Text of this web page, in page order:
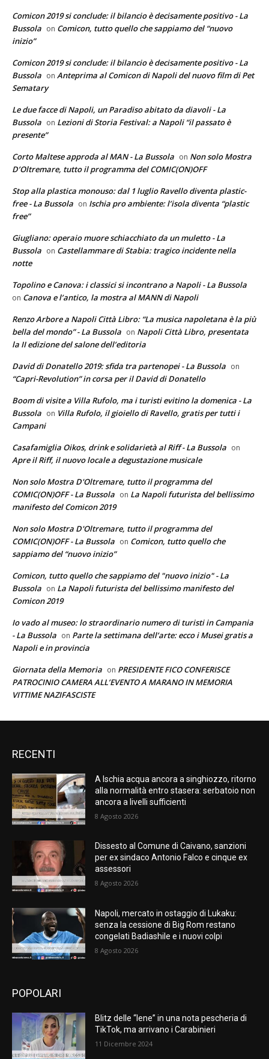
Comicon 2019 si conclude: il bilancio è decisamente positivo - La
Bussola on Comicon, tutto quello che sappiamo del “nuovo
inizio”
Comicon 2019 si conclude: il bilancio è decisamente positivo - La
Bussola on Anteprima al Comicon di Napoli del nuovo film di Pet
Sematary
Le due facce di Napoli, un Paradiso abitato da diavoli - La
Bussola on Lezioni di Storia Festival: a Napoli “il passato è
presente”
Corto Maltese approda al MAN - La Bussola on Non solo Mostra
D’Oltremare, tutto il programma del COMIC(ON)OFF
Stop alla plastica monouso: dal 1 luglio Ravello diventa plastic-
free - La Bussola on Ischia pro ambiente: l’isola diventa “plastic
free”
Giugliano: operaio muore schiacchiato da un muletto - La
Bussola on Castellammare di Stabia: tragico incidente nella
notte
Topolino e Canova: i classici si incontrano a Napoli - La Bussola
on Canova e l’antico, la mostra al MANN di Napoli
Renzo Arbore a Napoli Città Libro: “La musica napoletana è la più
bella del mondo” - La Bussola on Napoli Città Libro, presentata
la II edizione del salone dell’editoria
David di Donatello 2019: sfida tra partenopei - La Bussola on
“Capri-Revolution” in corsa per il David di Donatello
Boom di visite a Villa Rufolo, ma i turisti evitino la domenica - La
Bussola on Villa Rufolo, il gioiello di Ravello, gratis per tutti i
Campani
Casafamiglia Oikos, drink e solidarietà al Riff - La Bussola on
Apre il Riff, il nuovo locale a degustazione musicale
Non solo Mostra D'Oltremare, tutto il programma del
COMIC(ON)OFF - La Bussola on La Napoli futurista del bellissimo
manifesto del Comicon 2019
Non solo Mostra D'Oltremare, tutto il programma del
COMIC(ON)OFF - La Bussola on Comicon, tutto quello che
sappiamo del “nuovo inizio”
Comicon, tutto quello che sappiamo del "nuovo inizio" - La
Bussola on La Napoli futurista del bellissimo manifesto del
Comicon 2019
Io vado al museo: lo straordinario numero di turisti in Campania
- La Bussola on Parte la settimana dell’arte: ecco i Musei gratis a
Napoli e in provincia
Giornata della Memoria on PRESIDENTE FICO CONFERISCE
PATROCINIO CAMERA ALL’EVENTO A MARANO IN MEMORIA
VITTIME NAZIFASCISTE
RECENTI
A Ischia acqua ancora a singhiozzo, ritorno
alla normalità entro stasera: serbatoio non
ancora a livelli sufficienti
8 Agosto 2026
Dissesto al Comune di Caivano, sanzioni
per ex sindaco Antonio Falco e cinque ex
assessori
8 Agosto 2026
Napoli, mercato in ostaggio di Lukaku:
senza la cessione di Big Rom restano
congelati Badiashile e i nuovi colpi
8 Agosto 2026
POPOLARI
Blitz delle “Iene” in una nota pescheria di
TikTok, ma arrivano i Carabinieri
11 Dicembre 2024